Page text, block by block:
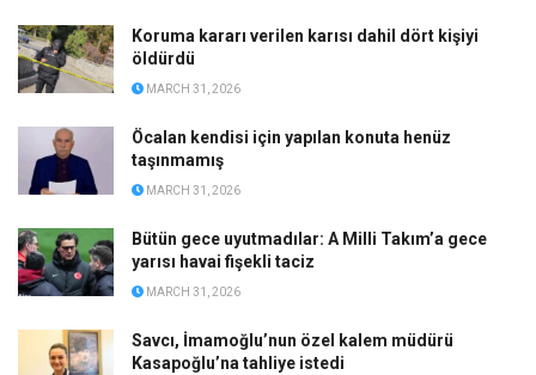
Koruma kararı verilen karısı dahil dört kişiyi
öldürdü
MARCH 31, 2026
Öcalan kendisi için yapılan konuta henüz
taşınmamış
MARCH 31, 2026
Bütün gece uyutmadılar: A Milli Takım’a gece
yarısı havai fişekli taciz
MARCH 31, 2026
Savcı, İmamoğlu’nun özel kalem müdürü
Kasapoğlu’na tahliye istedi